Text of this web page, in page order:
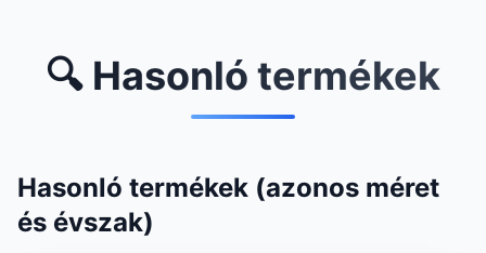
🔍 Hasonló termékek
Hasonló termékek (azonos méret
és évszak)